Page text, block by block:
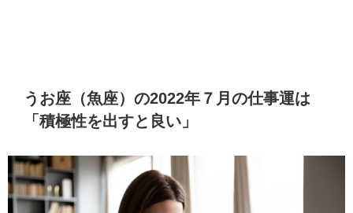
うお座（魚座）の2022年７月の仕事運は
「積極性を出すと良い」